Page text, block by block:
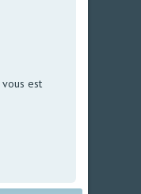
est